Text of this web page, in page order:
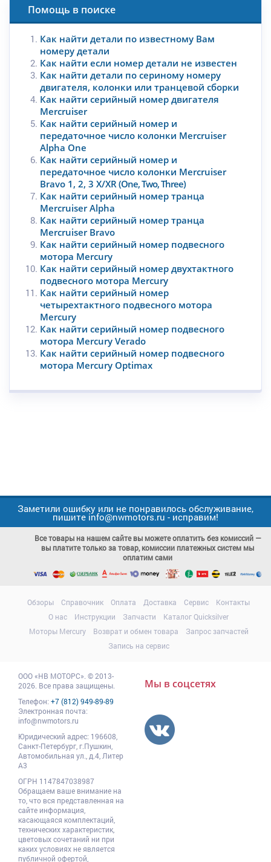
Помощь в поиске
Как найти детали по известному Вам
номеру детали
Как найти если номер детали не известен
Как найти детали по сериному номеру
двигателя, колонки или транцевой сборки
Как найти серийный номер двигателя
Mercruiser
Как найти серийный номер и
передаточное число колонки Mercruiser
Alpha One
Как найти серийный номер и
передаточное число колонки Mercruiser
Bravo 1, 2, 3 X/XR (One, Two, Three)
Как найти серийный номер транца
Mercruiser Alpha
Как найти серийный номер транца
Mercruiser Bravo
Как найти серийный номер подвесного
мотора Mercury
Как найти серийный номер двухтактного
подвесного мотора Mercury
Как найти серийный номер
четырехтактного подвесного мотора
Mercury
Как найти серийный номер подвесного
мотора Mercury Verado
Как найти серийный номер подвесного
мотора Mercury Optimax
Заметили ошибку или не понравилось обслуживание,
пишите info@nwmotors.ru - исправим!
Все товары на нашем сайте вы можете оплатить без комиссий —
вы платите только за товар, комиссии платежных систем мы
оплатим сами
Обзоры Справочник Оплата Доставка Сервис
Контакты
О нас
Инструкции Запчасти
Каталог Quicksilver
Моторы Mercury
Возврат и обмен товара
Запрос запчастей
Запись на сервис
ООО«НВ МОТОРС» © 2013-
2026. Все права защищены.
Телефон: +7 (812) 949-89-89
Электронная почта:
info@nwmotors.ru
Юридический адрес: 196608
Санкт-Петербург, г.Пушкин
Автомобильная ул., д.4, Литер
А3
ОГРН 1147847038987
Обращаем ваше внимание на
то, что вся представленная на
сайте информация,
касающаяся комплектаций,
технических характеристик,
цветовых сочетаний ни при
каких условиях не является
публичной офертой,
Мы в соцсетях